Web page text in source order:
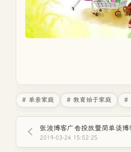
# 单亲家庭 # 教育始于家庭 #
张波博客广告投放暨简单谈
2019-03-24 15:52:25